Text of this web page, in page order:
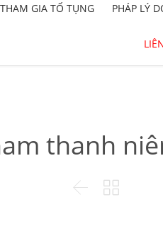
THAM GIA TỐ TỤNG PHÁP LÝ
thanh
 